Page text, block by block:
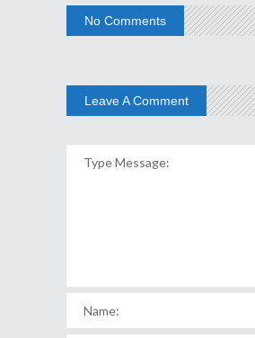
No Comments
Leave A Comment